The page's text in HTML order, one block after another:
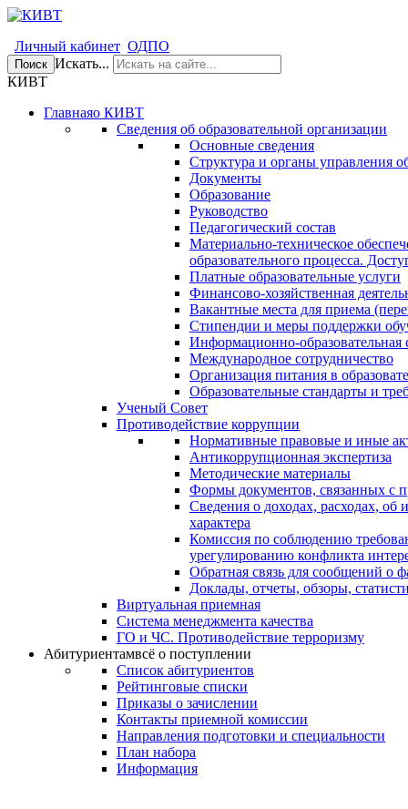
Личный кабинет ОДПО
Поиск Искать...
КИВТ
Главнаяо КИВТ
Сведения об образовательной организации
Основные сведения
Структура и органы управления
Документы
Образование
Руководство
Педагогический состав
Материально-техническое
образовательного процесса.
Платные образовательные услуги
Финансово-хозяйственная
Вакантные места для приема
Стипендии и меры поддержки
Информационно-образовательная
Международное сотрудничество
Организация питания в
Образовательные стандарты и
Ученый Совет
Противодействие коррупции
Нормативные правовые и иные
Антикоррупционная экспертиза
Методические материалы
Формы документов, связанных с
Сведения о доходах, расходах, об
характера
Комиссия по соблюдению
урегулированию конфликта
Обратная связь для сообщений о
Доклады, отчеты, обзоры,
Виртуальная приемная
Система менеджмента качества
ГО и ЧС. Противодействие терроризму
Абитуриентамвсё о поступлении
Список абитуриентов
Рейтинговые списки
Приказы о зачислении
Контакты приемной комиссии
Направления подготовки и специальности
План набора
Информация